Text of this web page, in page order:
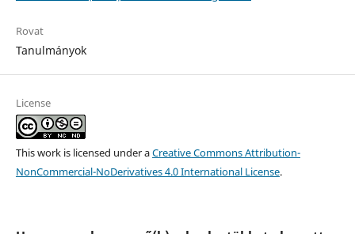
Rovat
Tanulmányok
License
This work is licensed under aCreative Commons Attribution-
NonCommercial-NoDerivatives 4.0 International License.